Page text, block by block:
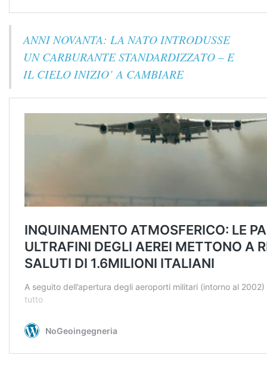
ANNI NOVANTA: LA NATO INTRODUSSE
UN CARBURANTE STANDARDIZZATO – E
IL CIELO INIZIO’ A CAMBIARE